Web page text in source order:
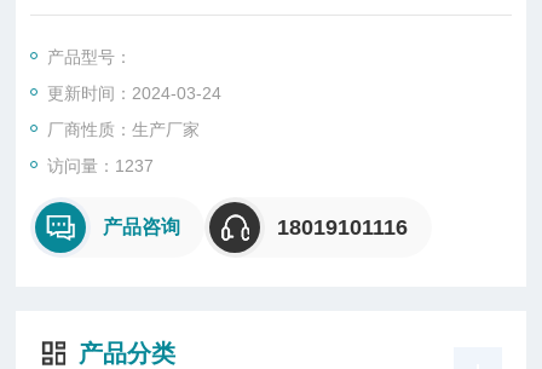
而使LED寿命能够达到10万小时。隔爆型防爆等级，能在各种行
外壳采用高科技表面喷涂技术，耐磨抗腐，防水防尘，适用于各
种恶劣环境。
产品型号：
更新时间：2024-03-24
厂商性质：生产厂家
访问量：1237
产品咨询 18019101116
产品分类